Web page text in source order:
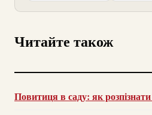
Читайте також
Повитиця в саду: як